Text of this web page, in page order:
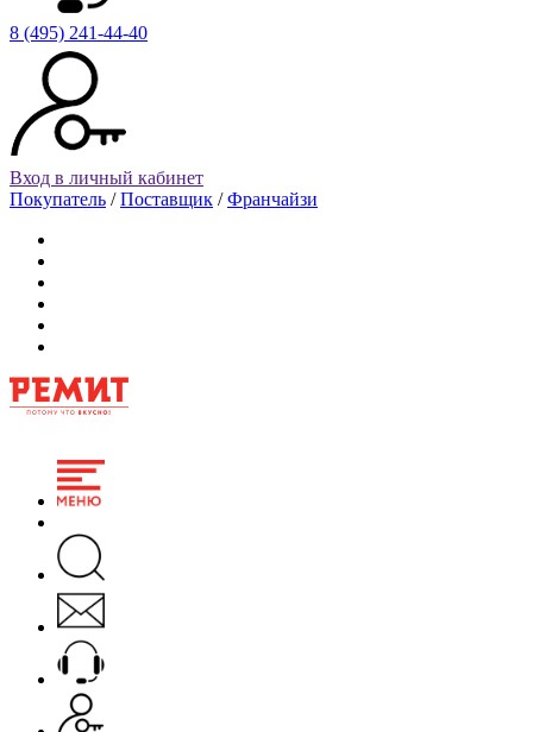
8 (495) 241-44-40
Вход в личный кабинет
Покупатель /Поставщик /Франчайзи